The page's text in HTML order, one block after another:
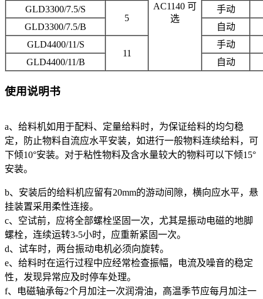
AC1140 可
选
GLD3300/7.5/S
5
手动
GLD3300/7.5/B
自动
GLD4400/11/S
11
手动
GLD4400/11/B
自动
使用说明书
a、给料机如用于配料、定量给料时，为保证给料的均匀稳
定，防止物料自流应水平安装，如进行一般物料连续给料，可
下倾10°安装。对于粘性物料及含水量较大的物料可以下倾15°
安装。
b、安装后的给料机应留有20mm的游动间隙，横向应水平，悬
挂装置采用柔性连接。
c、空试前，应将全部螺栓坚固一次，尤其是振动电磁的地脚
螺栓，连续运转3-5小时，应重新紧固一次。
d、试车时，两台振动电机必须向旋转。
e、给料时在运行过程中应经常检查振幅，电流及噪音的稳定
性，发现异常应及时停车处理。
f、电磁轴承每2个月加注一次润滑油，高温季节应每月加注一